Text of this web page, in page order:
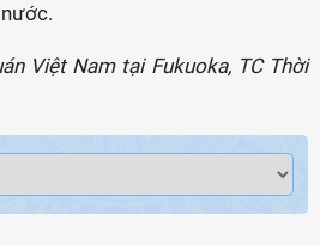
Việt Nam tại Fukuoka, TC Thời